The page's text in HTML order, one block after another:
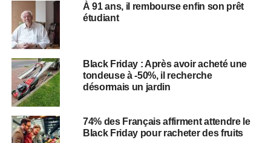
À 91 ans, il rembourse enfin son prêt
étudiant
Black Friday : Après avoir acheté une
tondeuse à -50%, il recherche
désormais un jardin
74% des Français affirment attendre le
Black Friday pour racheter des fruits